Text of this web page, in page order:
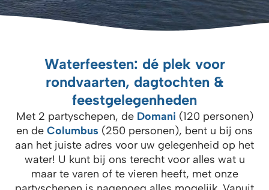
Waterfeesten: dé plek voor
rondvaarten, dagtochten &
feestgelegenheden
Met 2 partyschepen, de Domani (120 personen)
en de Columbus (250 personen), bent u bij ons
aan het juiste adres voor uw gelegenheid op het
water! U kunt bij ons terecht voor alles wat u
maar te varen of te vieren heeft, met onze